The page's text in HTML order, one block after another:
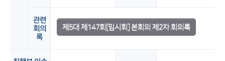
관련
회의
록
제5대 제147회[임시회] 본회의 제2차 회의록